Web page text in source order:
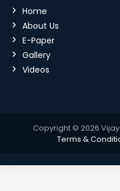
Home
About Us
E-Paper
Gallery
Videos
Copyright © 2026
Terms &